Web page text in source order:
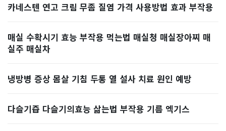
카네스텐 연고 크림 무좀 질염 가격 사용방법 효과 부작용
매실 수확시기 효능 부작용 먹는법 매실청 매실장아찌 매
실주 매실차
냉방병 증상 몸살 기침 두통 열 설사 치료 원인 예방
다슬기즙 다슬기의효능 삶는법 부작용 기름 엑기스